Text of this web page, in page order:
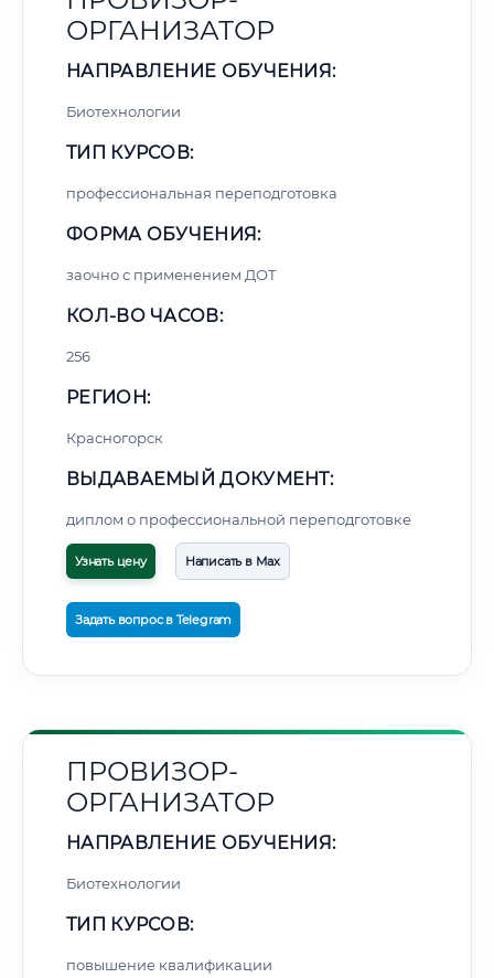
ОРГАНИЗАТОР
НАПРАВЛЕНИЕ ОБУЧЕНИЯ:
Биотехнологии
ТИП КУРСОВ:
профессиональная переподготовка
ФОРМА ОБУЧЕНИЯ:
заочно с применением ДОТ
КОЛ-ВО ЧАСОВ:
256
РЕГИОН:
Красногорск
ВЫДАВАЕМЫЙ ДОКУМЕНТ:
диплом о профессиональной переподготовке
Узнать цену Написать в Max
Задать вопрос в Telegram
ПРОВИЗОР-
ОРГАНИЗАТОР
НАПРАВЛЕНИЕ ОБУЧЕНИЯ:
Биотехнологии
ТИП КУРСОВ:
повышение квалификации